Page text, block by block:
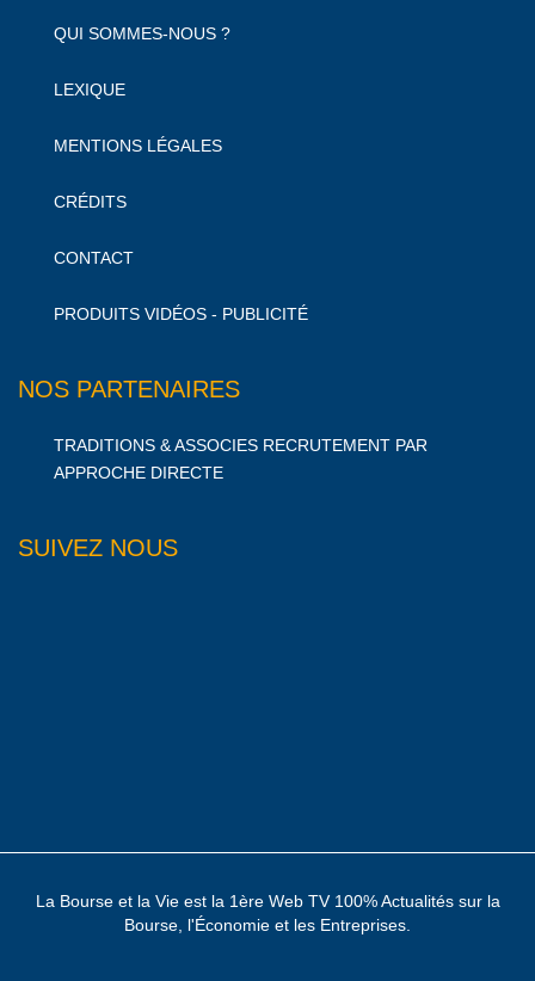
QUI SOMMES-NOUS ?
LEXIQUE
MENTIONS LÉGALES
CRÉDITS
CONTACT
PRODUITS VIDÉOS - PUBLICITÉ
NOS PARTENAIRES
TRADITIONS & ASSOCIES RECRUTEMENT PAR
APPROCHE DIRECTE
SUIVEZ NOUS
La Bourse et la Vie est la 1ère Web TV 100% Actualités sur la
Bourse, l'Économie et les Entreprises.